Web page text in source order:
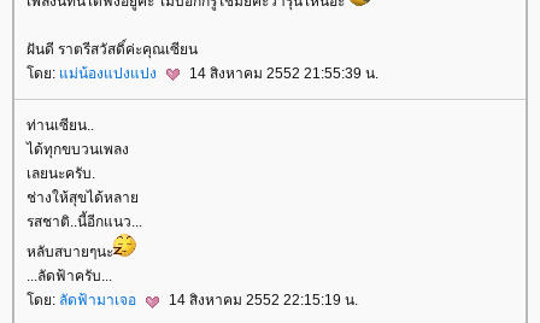
ฝันดี ราตรีสวัสดิ์ค่ะคุณเซียน
ดย: ม่น้องแปงแปง 14 สิงหาคม 2552 21:55:39 น.
ท่านเซียน..
ได้ทุกขบวนเพลง
เลยนะครับ.
ช่างให้สุขได้หลา
รสชาติ..นี้อีกแนว...
หลับสบายๆนะ
...ลัดฟ้าครับ...
ดย: ลัดฟ้ามาเจอ 14 สิงหาคม 2552 22:15:19 น.